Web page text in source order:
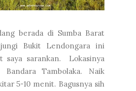
berada di Sumba Barat
Bukit Lendongara ini
saya sarankan. Lokasinya
Bandara Tambolaka. Naik
5-10 menit. Bagusnya sih